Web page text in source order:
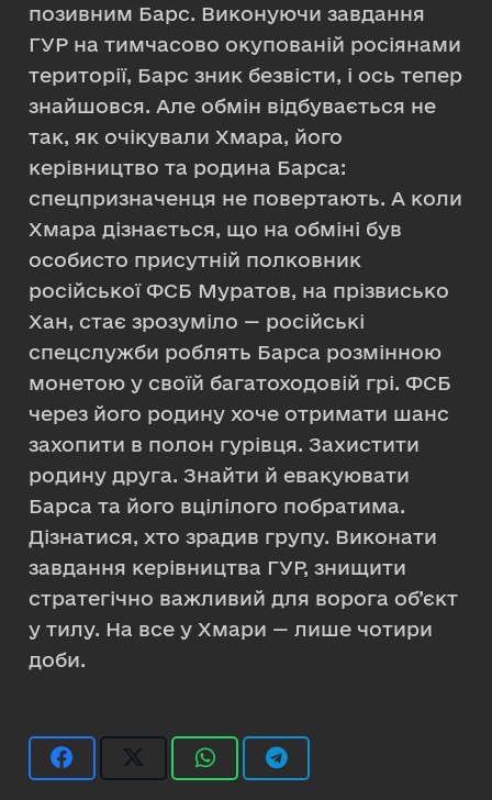
позивним Барс. Виконуючи завдання
ГУР на тимчасово окупованій росіянами
території, Барс зник безвісти, і ось тепер
знайшовся. Але обмін відбувається не
так, як очікували Хмара, його
керівництво та родина Барса:
спецпризначенця не повертають. А коли
Хмара дізнається, що на обміні був
особисто присутній полковник
російської ФСБ Муратов, на прізвисько
Хан, стає зрозуміло — російські
спецслужби роблять Барса розмінною
монетою у своїй багатоходовій грі. ФСБ
через його родину хоче отримати шанс
захопити в полон гурівця. Захистити
родину друга. Знайти й евакуювати
Барса та його вцілілого побратима.
Дізнатися, хто зрадив групу. Виконати
завдання керівництва ГУР, знищити
стратегічно важливий для ворога об’єкт
у тилу. На все у Хмари — лише чотири
доби.